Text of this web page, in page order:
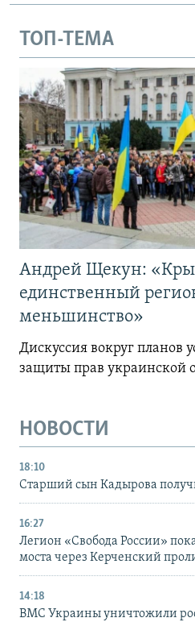
ТОП-ТЕМА
Андрей Щекун:
единственный
меньшинство»
Дискуссия вокруг планов
защиты прав
НОВОСТИ
18:10
Старший сын Кадырова
16:27
Легион «Свобода России»
моста через Керченский
14:18
ВМС Украины уничтожили